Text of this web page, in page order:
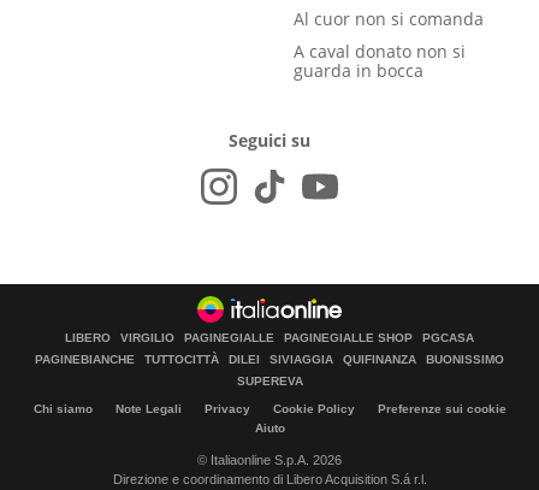
Al cuor non si comanda
A caval donato non si
guarda in bocca
Seguici su
LIBERO VIRGILIO PAGINEGIALLE PAGINEGIALLE SHOP
PGCASA
PAGINEBIANCHE
TUTTOCITTÀ DILEI SIVIAGGIA QUIFINANZA
BUONISSIMO
SUPEREVA
Chi siamo Note Legali Privacy Cookie Policy
Preferenze sui cookie
Aiuto
© Italiaonline S.p.A. 2026
Direzione e coordinamento di Libero Acquisition S.á r.l.